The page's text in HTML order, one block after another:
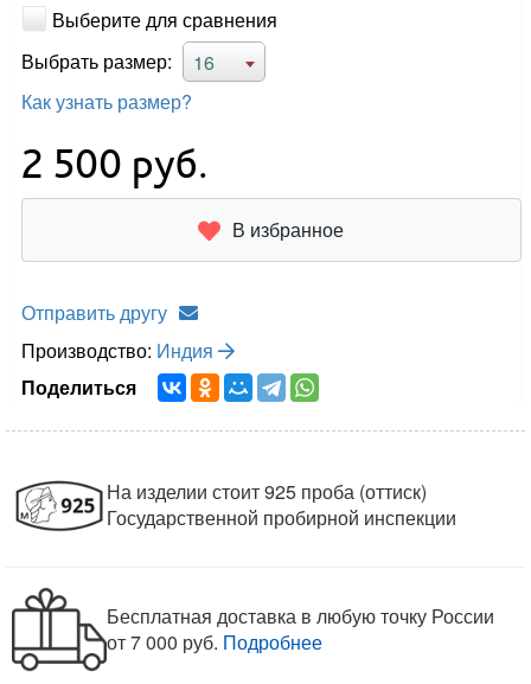
Выберите для сравнения
Выбрать размер:
16
Как узнать размер?
2 500 руб.
В избранное
Отправить другу
Производство: Индия
Поделиться
На изделии стоит 925 проба (оттиск)
Государственной пробирной инспекции
Бесплатная доставка в любую точку России
от 7 000 руб. Подробнее